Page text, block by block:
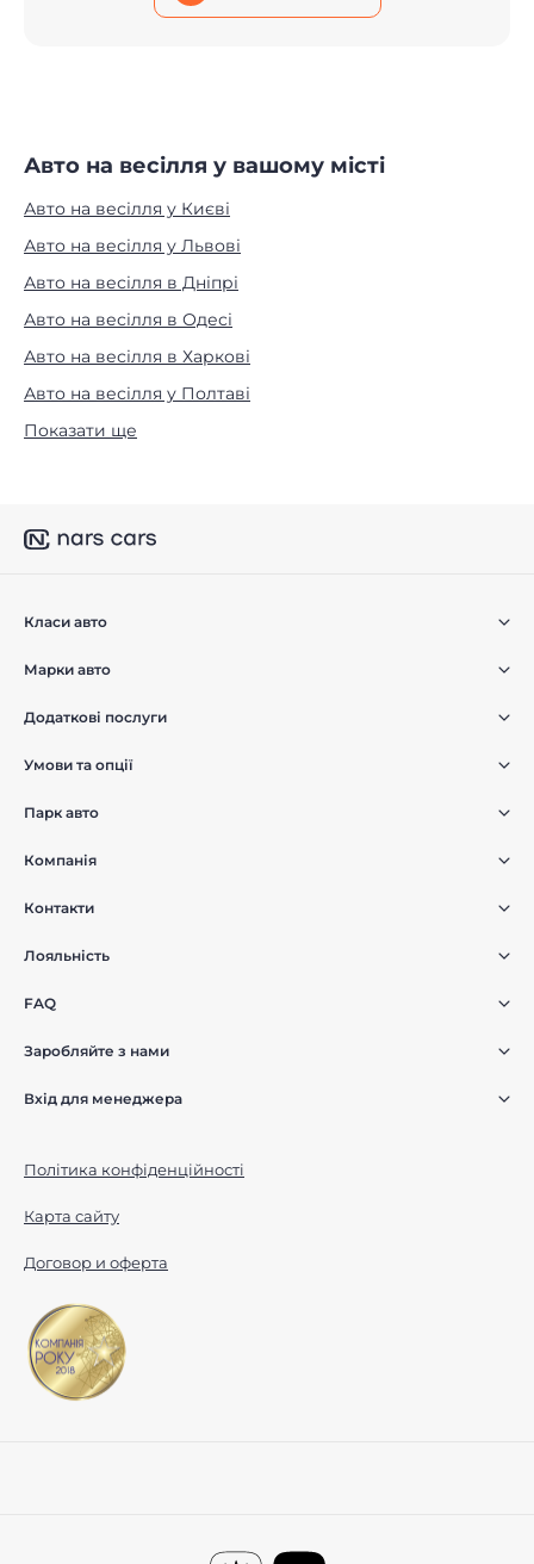
Авто на весілля у вашому місті
Авто на весілля у Києві
Авто на весілля у Львові
Авто на весілля в Дніпрі
Авто на весілля в Одесі
Авто на весілля в Харкові
Авто на весілля у Полтаві
Показати ще
Класи авто
Марки авто
Додаткові послуги
Умови та опції
Парк авто
Компанія
Контакти
Лояльність
FAQ
Заробляйте з нами
Вхід для менеджера
Політика конфіденційності
Карта сайту
Договор и оферта